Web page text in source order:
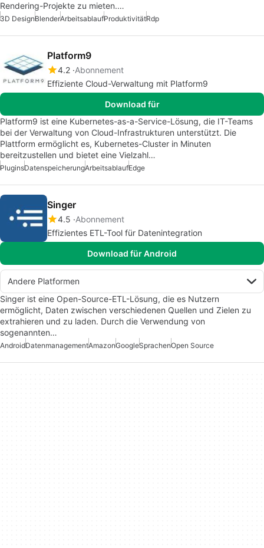
Rendering-Projekte zu mieten.…
3D DesignBlenderArbeitsablaufProduktivitätRdp
Platform9
4.2 Abonnement
Effiziente Cloud-Verwaltung mit Platform9
Download für
Platform9 ist eine Kubernetes-as-a-Service-Lösung, die IT-Teams
bei der Verwaltung von Cloud-Infrastrukturen unterstützt. Die
Plattform ermöglicht es, Kubernetes-Cluster in Minuten
bereitzustellen und bietet eine Vielzahl…
PluginsDatenspeicherungArbeitsablaufEdge
Singer
4.5 Abonnement
Effizientes ETL-Tool für Datenintegration
Download für Android
Andere Platformen
Singer ist eine Open-Source-ETL-Lösung, die es Nutzern
ermöglicht, Daten zwischen verschiedenen Quellen und Zielen zu
extrahieren und zu laden. Durch die Verwendung von
sogenannten…
AndroidDatenmanagementAmazonGoogleSprachenOpen Source